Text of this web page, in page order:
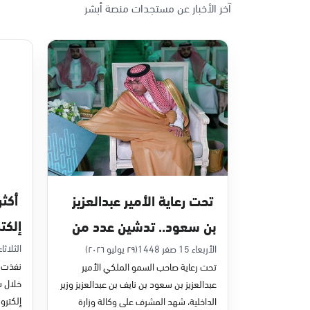
الأحد - الخميس (08:00-14:30)
الدمام, الدمام - بنده حي أحد
الأحد - الخميس (08:00-14:30)
التوجه للموقع
الدمام, الدمام - الغرفة التجارية
التوجه للموقع
الدمام, الدمام - بنده - حي الشاطئ
الأحد - الخميس (08:00-14:30)
التوجه للموقع
آخر الأخبار عن مستجدات منصة أبشر
تحت رعاية الأمير عبدالعزيز
بن سعود.. تدشين عدد من
مشاريع التحول الرقمي
والخدمات الإلكترونية
للأحوال المدنية
الأربعاء 15 صفر 1448
(٢٩ يوليو ٢٠٢٦)
تحت رعاية صاحب السمو الملكي الأمير
عبدالعزيز بن سعود بن نايف بن عبدالعزيز وزير
الداخلية، شهد المشرف على وكالة وزارة
في
الثلاثاء 7 صفر
نفذت